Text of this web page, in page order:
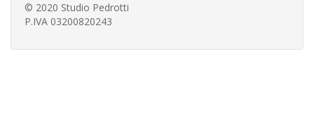
© 2020 Studio Pedrotti
P.IVA 03200820243